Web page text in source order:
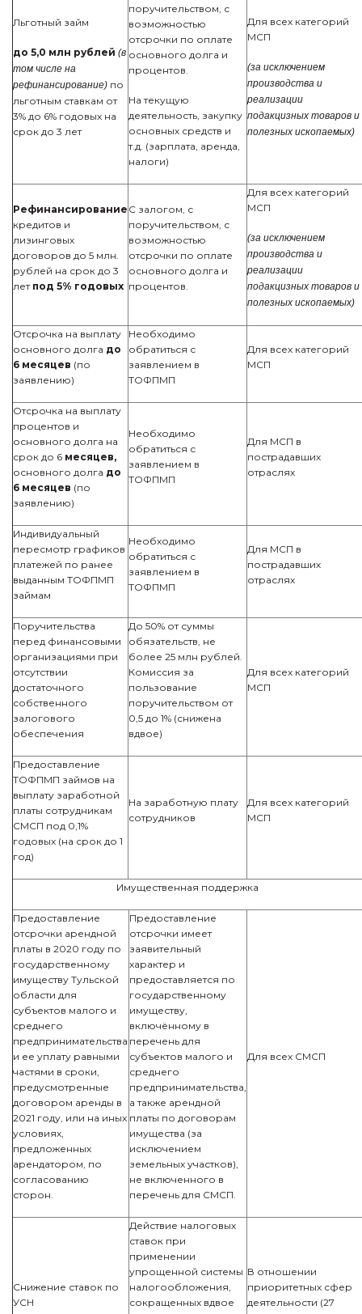
Льготный займ
до 5,0 млн рублей (в
том числе на
рефинансирование) по
льготным ставкам от
3% до 6% годовых на
срок до 3 лет
поручительством, с
возможностью
отсрочки по оплате
основного долга и
процентов.
На текущую
деятельность, закупку
основных средств и
т.д. (зарплата, аренда,
налоги)
Для всех категорий
МСП
(за исключением
производства и
реализации
подакцизных товаров и
полезных ископаемых)
Рефинансирование
кредитов и
лизинговых
договоров до 5 млн.
рублей на срок до 3
лет под 5% годовых
С залогом, с
поручительством, с
возможностью
отсрочки по оплате
основного долга и
процентов.
Для всех категорий
МСП
(за исключением
производства и
реализации
подакцизных товаров и
полезных ископаемых)
Отсрочка на выплату
основного долга до
6 месяцев (по
заявлению)
Необходимо
обратиться с
заявлением в
ТОФПМП
Для всех категорий
МСП
Отсрочка на выплату
процентов и
основного долга на
срок до 6 месяцев,
основного долга до
6 месяцев (по
заявлению)
Необходимо
обратиться с
заявлением в
ТОФПМП
Для МСП в
пострадавших
отраслях
Индивидуальный
пересмотр графиков
платежей по ранее
выданным ТОФПМП
займам
Необходимо
обратиться с
заявлением в
ТОФПМП
Для МСП в
пострадавших
отраслях
Поручительства
перед финансовыми
организациями при
отсутствии
достаточного
собственного
залогового
обеспечения
До 50% от суммы
обязательств, не
более 25 млн рублей.
Комиссия за
пользование
поручительством от
0,5 до 1% (снижена
вдвое)
Для всех категорий
МСП
Предоставление
ТОФПМП займов на
выплату заработной
платы сотрудникам
СМСП под 0,1%
годовых (на срок до 1
год)
На заработную плату
сотрудников
Для всех категорий
МСП
Имущественная поддержка
Предоставление
отсрочки арендной
платы в 2020 году по
государственному
имуществу Тульской
области для
субъектов малого и
среднего
предпринимательства
и ее уплату равными
частями в сроки,
предусмотренные
договором аренды в
2021 году, или на иных
условиях,
предложенных
арендатором, по
согласованию
сторон.
Предоставление
отсрочки имеет
заявительный
характер и
предоставляется по
государственному
имуществу,
включённому в
перечень для
субъектов малого и
среднего
предпринимательства,
а также арендной
платы по договорам
имущества (за
исключением
земельных участков),
не включенного в
перечень для СМСП.
Для всех СМСП
Снижение ставок по
УСН
Действие налоговых
ставок при
применении
упрощенной системы
налогообложения,
сокращенных вдвое
В отношении
приоритетных сфер
деятельности (27